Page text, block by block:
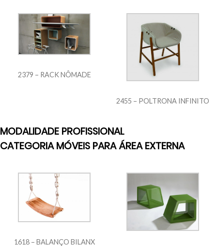
2379 – RACK NÔMADE
2455 – POLTRONA INFINITO
MODALIDADE PROFISSIONAL
CATEGORIA MÓVEIS PARA ÁREA EXTERNA
1618 – BALANÇO BILANX